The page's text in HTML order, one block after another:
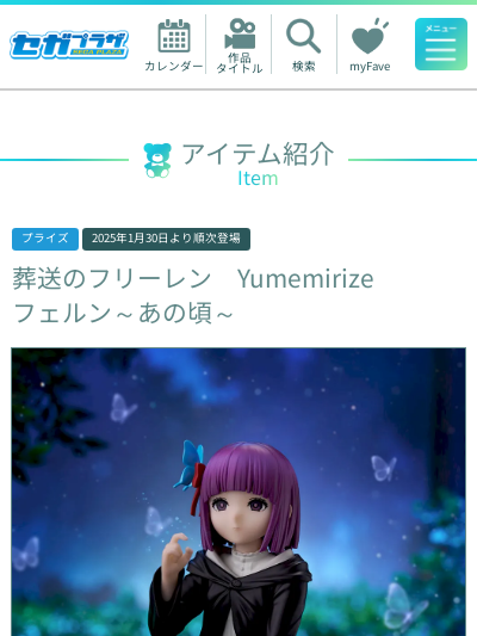
カレンダー 作品
タイトル 検索 myFave
人気ワード
アイテム紹介
Item
プライズ 2025年1月30日 より順次登場
葬送のフリーレン
Yumemirize
フェルン～あの頃～